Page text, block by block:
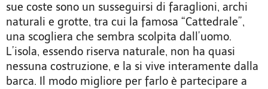
sue coste sono un susseguirsi di faraglioni, archi
naturali e grotte, tra cui la famosa “Cattedrale”,
una scogliera che sembra scolpita dall’uomo.
L’isola, essendo riserva naturale, non ha quasi
nessuna costruzione, e la si vive interamente dalla
barca. Il modo migliore per farlo è partecipare a